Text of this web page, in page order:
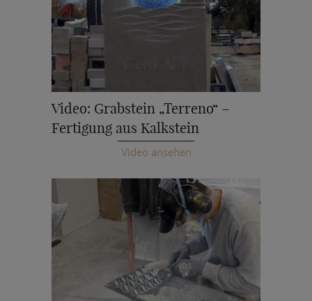
Video: Grabstein „Terreno“ –
Fertigung aus Kalkstein
Video ansehen